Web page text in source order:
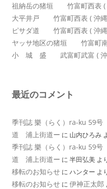
祖納岳の猪垣 竹富町西表 (
大平井戸 竹富町西表 ( 沖
ピサダ道 竹富町西表 ( 沖
ヤッサ地区の猪垣 竹富町南
小 城 盛 武富町武富 ( 沖
最近のコメント
季刊誌 樂（らく）ra-ku 59
道 浦上街道ー に 山内ひろみ
季刊誌 樂（らく）ra-ku 59
道 浦上街道ー に 半田弘美 よ
移転のお知らせ に ハンター よ
移転のお知らせ に 伊神正太郎